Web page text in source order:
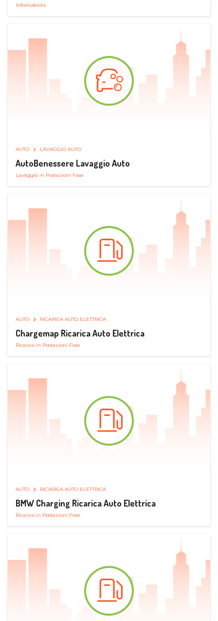
Infomobilità
AUTO LAVAGGIO AUTO
AutoBenessere Lavaggio Auto
Lavaggio in Postazioni Fisse
AUTO RICARICA AUTO ELETTRICA
Chargemap Ricarica Auto Elettrica
Ricarica in Postazioni Fisse
AUTO RICARICA AUTO ELETTRICA
BMW Charging Ricarica Auto Elettrica
Ricarica in Postazioni Fisse